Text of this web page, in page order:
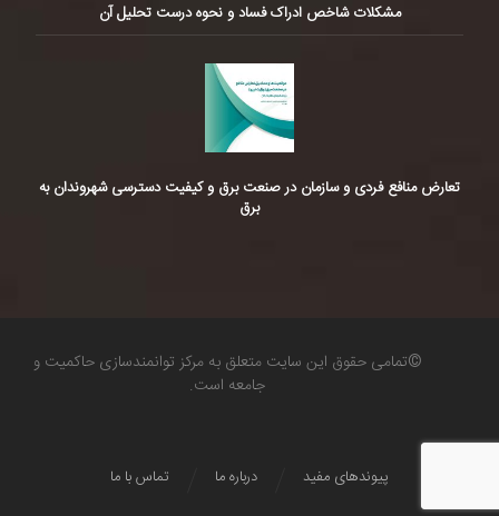
مشکلات شاخص ادراک فساد و نحوه درست تحلیل آن
تعارض منافع فردی و سازمان در صنعت برق و کیفیت دسترسی شهروندان به
برق
©تمامی حقوق این سایت متعلق به مرکز توانمندسازی حاکمیت و
جامعه است.
تماس با ما درباره ما پیوندهای مفید